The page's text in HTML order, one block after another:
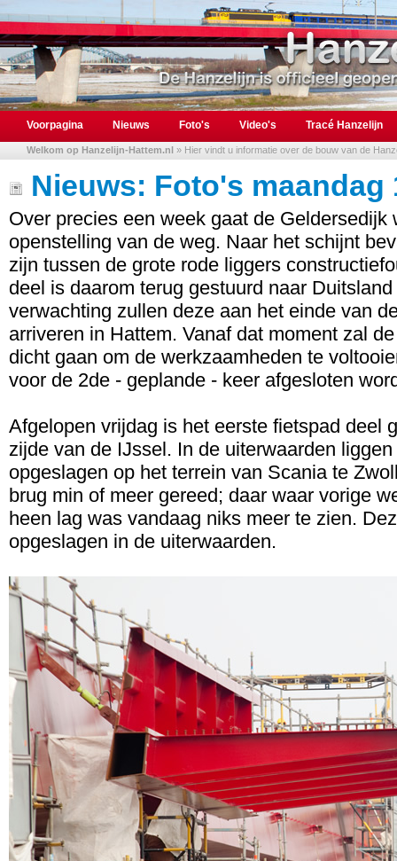
Voorpagina Nieuws Foto's Video's Tracé Hanzelijn
Welkom op Hanzelijn-Hattem.nl » Hier vindt u informatie over de bouw van de
Nieuws: Foto's maandag
Over precies een week gaat de
openstelling van de weg. Naar het schijnt
zijn tussen de grote rode liggers
deel is daarom terug gestuurd naar
verwachting zullen deze aan het einde van
arriveren in Hattem. Vanaf dat moment zal
dicht gaan om de werkzaamheden te
voor de 2de - geplande - keer afgesloten
Afgelopen vrijdag is het eerste fietspad deel
zijde van de IJssel. In de uiterwaarden
opgeslagen op het terrein van Scania te
brug min of meer gereed; daar waar vorige
heen lag was vandaag niks meer te zien.
opgeslagen in de uiterwaarden.